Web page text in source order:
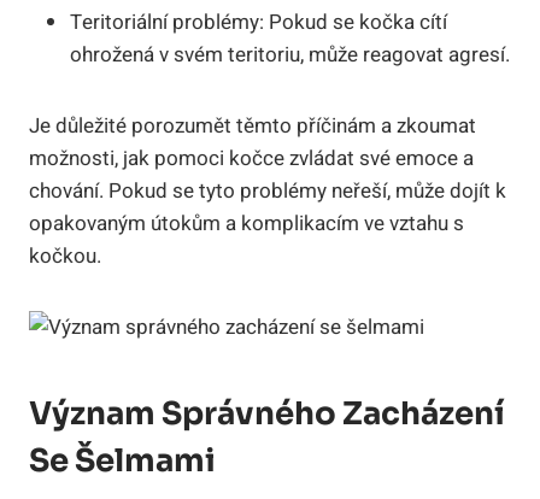
Teritoriální problémy: Pokud se kočka cítí
ohrožená v svém teritoriu, může reagovat agresí.
Je důležité porozumět těmto příčinám a zkoumat
možnosti, jak pomoci kočce zvládat své emoce a
chování. Pokud se tyto problémy neřeší, může dojít k
opakovaným útokům a komplikacím ve vztahu s
kočkou.
Význam Správného Zacházení
Se Šelmami